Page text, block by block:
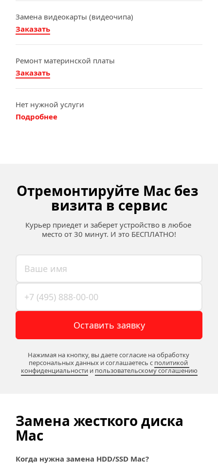
Замена видеокарты (видеочипа)
Заказать
Ремонт материнской платы
Заказать
Нет нужной услуги
Подробнее
Отремонтируйте Mac без
визита в сервис
Курьер приедет и заберет устройство в любое
место от 30 минут. И это БЕСПЛАТНО!
Оставить заявку
Нажимая на кнопку, вы даете согласие на обработку
персональных данных и соглашаетесь c политикой
конфиденциальности и пользовательскому соглашению
Замена жесткого диска
Mac
Когда нужна замена HDD/SSD Mac?